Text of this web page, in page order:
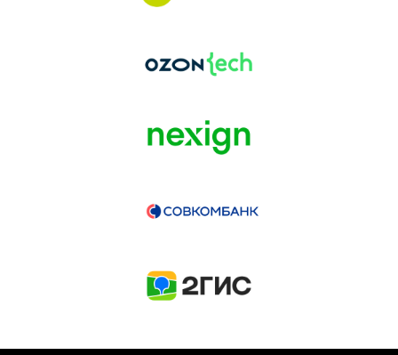
ГЕНЕРАЛЬНЫЙ ИНФОПАРТНЕР
КУПИТЬ ЗАПИСИ
СПИКЕРЫ